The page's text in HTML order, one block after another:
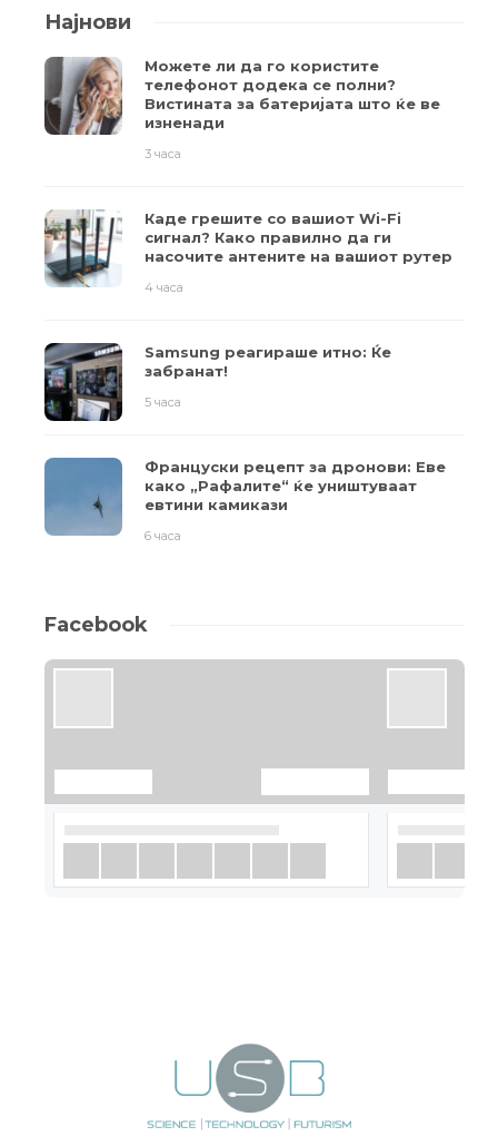
Најнови
Можете ли да го користите
телефонот додека се полни?
Вистината за батеријата што ќе ве
изненади
3 часа
Каде грешите со вашиот Wi-Fi
сигнал? Како правилно да ги
насочите антените на вашиот рутер
4 часа
Samsung реагираше итно: Ќе
забранат!
5 часа
Француски рецепт за дронови: Еве
како „Рафалите“ ќе уништуваат
евтини камикази
6 часа
Facebook